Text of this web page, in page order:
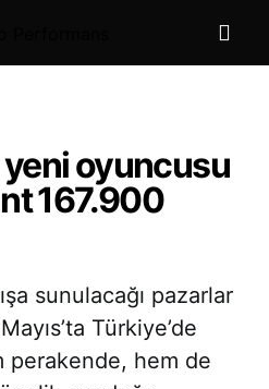
oyuncusu
167.900
sunulacağı pazarlar
Türkiye’de
perakende, hem de